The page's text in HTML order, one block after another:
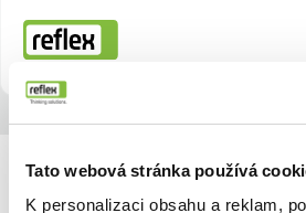
Tato webová stránka používá
K personalizaci obsahu a reklam,
Domovská stránka